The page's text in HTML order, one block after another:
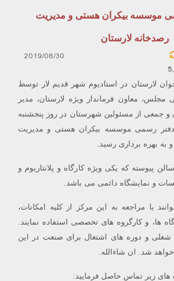
موسسه بیکران هستی و مدیریت
رصدخانه لارستان
2019/08/30
لارستان در استادیوم شهر قدیم لار توسط
معاون فرماندار ویژه لارستان، مدیر
و جمعی از مسئولین شهرستان در روز پنجشنبه
شهریورماه ۹۸، دفتر رسمی موسسه بیکران هستی و مدیریت
به بهره برداری رسید.
پیوسته که یکی ویژه کارگاه و پلانتاریوم و
و نمایشگاه دائمی می باشد.
با مراجعه به این مرکز از کلیه امکانات،
ها، و کارگروه های تخصصی استفاده نمایند.
شغلی و دوره های اشتغال برای صنعت در این
شد. ان شاءالله.
زیر تماس حاصل فرمایید: